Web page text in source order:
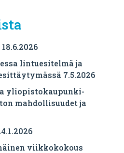
lintuesitelmä ja
7.5.2026
yliopistokaupunki-
mahdollisuudet ja
viikkokokous